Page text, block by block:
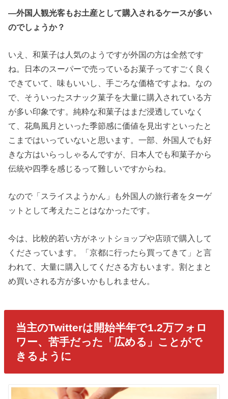
―外国人観光客もお土産として購入されるケースが多い
のでしょうか？
いえ、和菓子は人気のようですが外国の方は全然です
ね。日本のスーパーで売っているお菓子ってすごく良く
できていて、味もいいし、手ごろな価格ですよね。なの
で、そういったスナック菓子を大量に購入されている方
が多い印象です。純粋な和菓子はまだ浸透していなく
て、花鳥風月といった季節感に価値を見出すといったと
こまではいっていないと思います。一部、外国人でも好
きな方はいらっしゃるんですが、日本人でも和菓子から
伝統や四季を感じるって難しいですからね。
なので「スライスようかん」も外国人の旅行者をターゲ
ットとして考えたことはなかったです。
今は、比較的若い方がネットショップや店頭で購入して
くださっています。「京都に行ったら買ってきて」と言
われて、大量に購入してくださる方もいます。割とまと
め買いされる方が多いかもしれません。
当主のTwitterは開始半年で1.2万フォロ
ワー、苦手だった「広める」ことがで
きるように